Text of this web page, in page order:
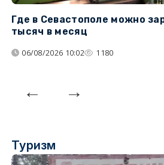
Где в Севастополе можно
тысяч в месяц
06/08/2026 10:02 1180
Туризм